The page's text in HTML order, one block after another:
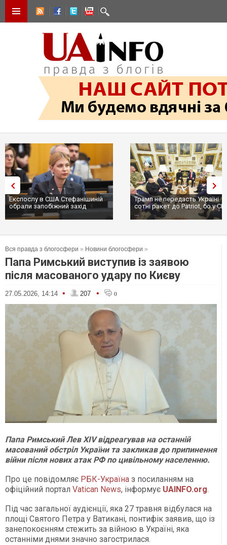
Експослу в США Стефанішиній
обрали запобіжний захід
Трамп не передасть Україні
сотні ракет до Patriot, бо у
...
Вся правда з блогосфери » Новини блогосфери »
Папа Римський виступив із заявою
після масованого удару по Києву
27.05.2026, 14:14 • 207 • 0
Папа Римський Лев XIV відреагував на останній
масований обстріл України та закликав до припинення
війни після нових атак РФ по цивільному населенню.
Про це повідомляє РБК-Україна з посиланням на
офіційний портал Vatican News, інформує UAINFO.org.
Під час загальної аудієнції, яка 27 травня відбулася на
площі Святого Петра у Ватикані, понтифік заявив, що із
занепокоєнням стежить за війною в Україні, яка
останніми днями значно загострилася.